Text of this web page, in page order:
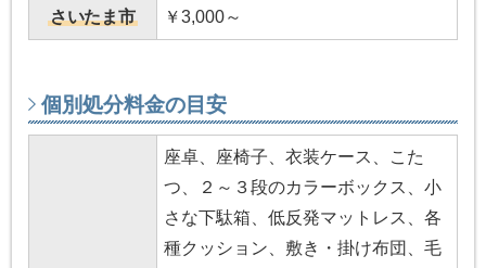
さいたま市 ￥3,000～
個別処分料金の目安
座卓、座椅子、衣装ケース、こた
つ、２～３段のカラーボックス、小
さな下駄箱、低反発マットレス、各
種クッション、敷き・掛け布団、毛